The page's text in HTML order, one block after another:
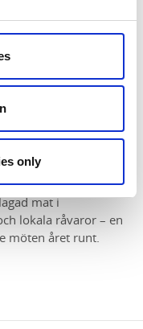
only
foten av
och kreativitet. Här
mat i
lokala råvaror – en
möten året runt.